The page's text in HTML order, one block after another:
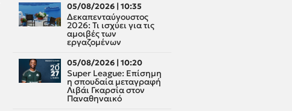
05/08/2026 | 10:35
Δεκαπενταύγουστος
2026: Τι ισχύει για τις
αμοιβές των
εργαζομένων
05/08/2026 | 10:20
Super League: Επίσημη
η σπουδαία μεταγραφή
Λιβάι Γκαρσία στον
Παναθηναικό